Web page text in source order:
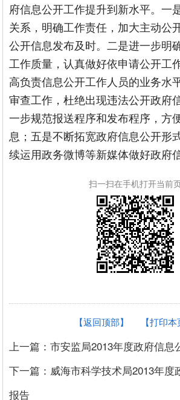
府信息公开工作提升到新水平。一
关系，明确工作责任，加大主动公
公开信息发布及时。二是进一步明
工作质量，认真做好依申请公开工
高负责信息公开工作人员的业务水
审查工作，杜绝出现违法公开政府
一步规范报送程序和发布程序，方
息；五是不断拓宽政府信息公开形
续运用政务微博等新媒体做好政府
扫一扫在手机打开当前
【打印本
【返回顶部】
上一篇：市安监局2013年度政府信息
下一篇：威海市科学技术局2013年度
报告